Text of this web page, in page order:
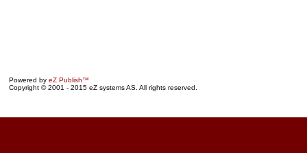
Powered by eZ Publish™
Copyright © 2001 - 2015 eZ systems AS. All rights reserved.